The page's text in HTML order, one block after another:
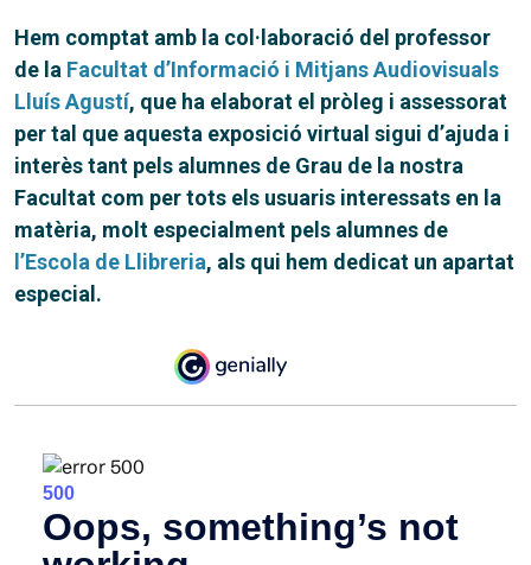
Hem comptat amb la col·laboració del professor
de la Facultat d’Informació i Mitjans Audiovisuals
Lluís Agustí, que ha elaborat el pròleg i assessorat
per tal que aquesta exposició virtual sigui d’ajuda i
interès tant pels alumnes de Grau de la nostra
Facultat com per tots els usuaris interessats en la
matèria, molt especialment pels alumnes de
l’Escola de Llibreria, als qui hem dedicat un apartat
especial.